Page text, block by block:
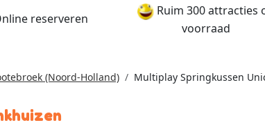
reserveren
Ruim 300 attracties
voorraad
(Noord-Holland) Multiplay Springkussen